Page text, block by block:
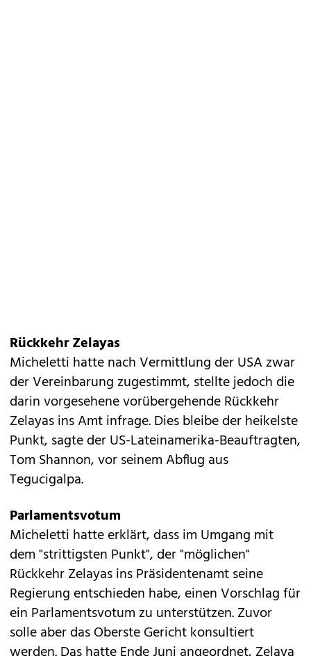
Rückkehr Zelayas
Micheletti hatte nach Vermittlung der USA zwar
der Vereinbarung zugestimmt, stellte jedoch die
darin vorgesehene vorübergehendeRückkehr
Zelayasins Amt infrage. Dies bleibe der heikelste
Punkt, sagte der US-Lateinamerika-Beauftragten,
Tom Shannon, vor seinem Abflug aus
Tegucigalpa.
Parlamentsvotum
Micheletti hatte erklärt, dass im Umgang mit
dem "strittigsten Punkt", der "möglichen"
RückkehrZelayasins Präsidentenamt seine
Regierung entschieden habe, einen Vorschlag für
ein Parlamentsvotum zu unterstützen. Zuvor
solle aber das Oberste Gericht konsultiert